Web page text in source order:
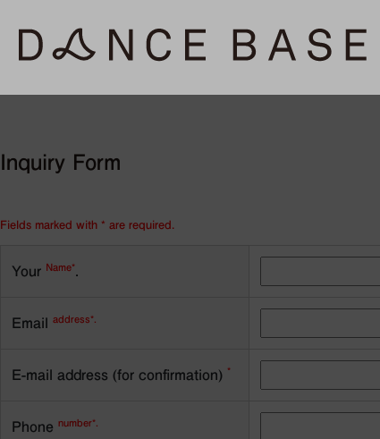
Inquiry Form
Fields marked with * are required.
Your Name*
Email address*.
E-mail address (for confirmation) *
Phone number*.